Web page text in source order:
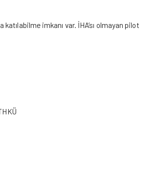
imkanı var. İHA’sı olmayan pilot